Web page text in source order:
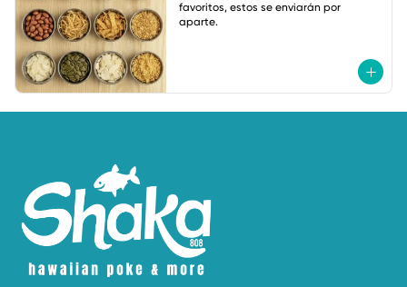
favoritos, estos se enviarán por
aparte.